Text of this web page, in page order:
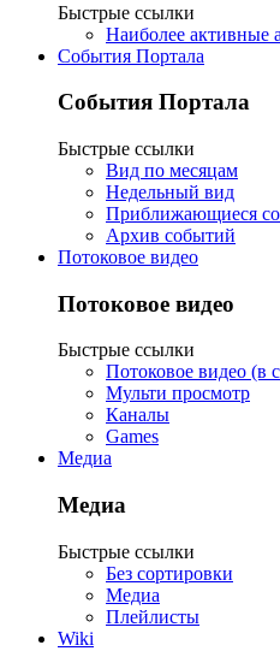
Быстрые ссылки
Наиболее активные
События Портала
События Портала
Быстрые ссылки
Вид по месяцам
Недельный вид
Приближающиеся
Архив событий
Потоковое видео
Потоковое видео
Быстрые ссылки
Потоковое видео (в
Мульти просмотр
Каналы
Games
Медиа
Медиа
Быстрые ссылки
Без сортировки
Медиа
Плейлисты
Wiki